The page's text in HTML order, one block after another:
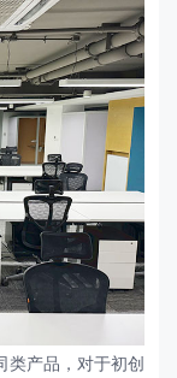
类产品，对于初创